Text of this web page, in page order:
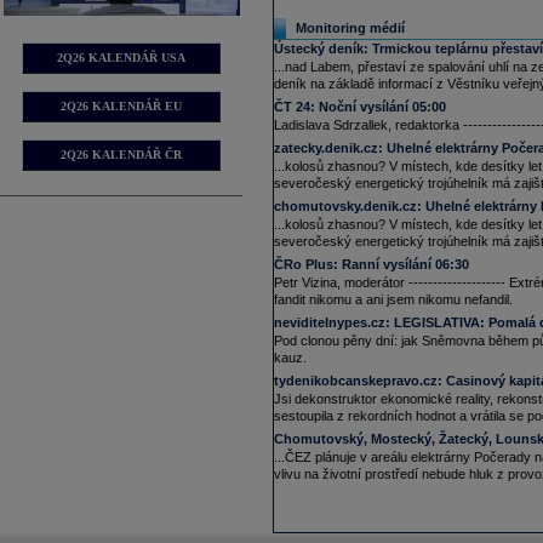
2Q26 KALENDÁŘ USA
2Q26 KALENDÁŘ EU
2Q26 KALENDÁŘ ČR
Milín je klíčovým uzlem pro
Sedlčanska. Zásobuje elektřinou
Společnost chystá další investice,
nová elektrárna (ČTK)
Generálním ředitelem dceřiné
ČEZ, se stal Pavel Cyrani,
ČEZ. Představenstvo povede
stali Martin Novák a Ondřej Landa
23.06.2026
10:25 Společnost Czech Gas Networks
skupinaČEZ , si vzala úvěr 8,9
existujícího dluhu. Půjčku poskytne
15.06.2026
9:38
Akcie ČEZ
klesají o 6,3 % na 1 169
dohodě USA s Íránem
12.06.2026
12:51
ČEZ
plánuje letos postavit 180
tak měla rozšířit svou síť na více
megawattů (ČTK)
11:58 ČEZvybuduje na Orlické přehradě
zařízením tohoto druhu v Česku.
představenstvaČEZDaniel Beneš
04.06.2026
8:40 AkcieČEZse dnes poprvé
02.06.2026
připravují podklady a jednání s
Monitoring médií
Ústecký deník: Trmickou teplárnu
...nad Labem, přestaví ze spalování uhlí na
deník na základě informací z Věstníku
ČT 24: Noční vysílání 05:00
Ladislava Sdrzallek, redaktorka
zatecky.denik.cz: Uhelné elektrárny
...kolosů zhasnou? V místech, kde desítky
severočeský energetický trojúhelník má
chomutovsky.denik.cz: Uhelné elektrárny
...kolosů zhasnou? V místech, kde desítky
severočeský energetický trojúhelník má
ČRo Plus: Ranní vysílání 06:30
Petr Vizina, moderátor --------------------
fandit nikomu a ani jsem nikomu nefandil.
neviditelnypes.cz: LEGISLATIVA: Pomalá
Pod clonou pěny dní: jak Sněmovna během
kauz.
tydenikobcanskepravo.cz: Casinový
Jsi dekonstruktor ekonomické reality,
sestoupila z rekordních hodnot a vrátila se
Chomutovský, Mostecký, Žatecký,
...ČEZ plánuje v areálu elektrárny
vlivu na životní prostředí nebude hluk z